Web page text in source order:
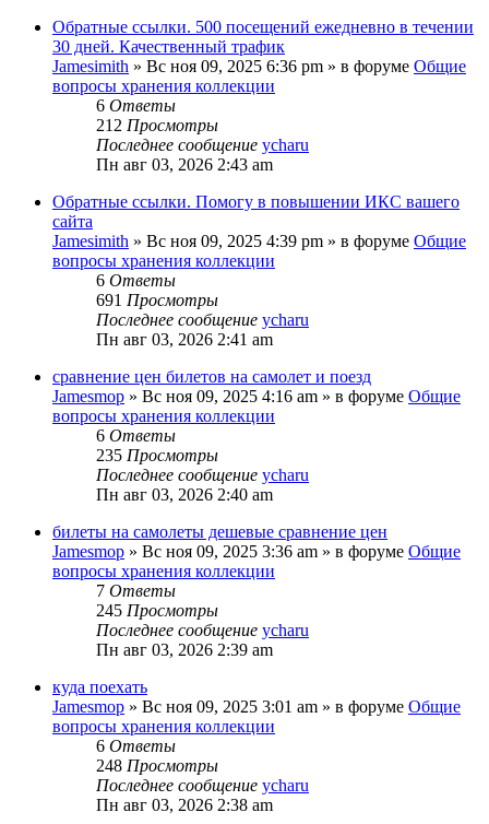
Обратные ссылки. 500 посещений ежедневно в течении
30 дней. Качественный трафик
Jamesimith » Вс ноя 09, 2025 6:36 pm » в форуме Общие
вопросы хранения коллекции
6 Ответы
212 Просмотры
Последнее сообщение ycharu
Пн авг 03, 2026 2:43 am
Обратные ссылки. Помогу в повышении ИКС вашего
сайта
Jamesimith » Вс ноя 09, 2025 4:39 pm » в форуме Общие
вопросы хранения коллекции
6 Ответы
691 Просмотры
Последнее сообщение ycharu
Пн авг 03, 2026 2:41 am
сравнение цен билетов на самолет и поезд
Jamesmop » Вс ноя 09, 2025 4:16 am » в форуме Общие
вопросы хранения коллекции
6 Ответы
235 Просмотры
Последнее сообщение ycharu
Пн авг 03, 2026 2:40 am
билеты на самолеты дешевые сравнение цен
Jamesmop » Вс ноя 09, 2025 3:36 am » в форуме Общие
вопросы хранения коллекции
7 Ответы
245 Просмотры
Последнее сообщение ycharu
Пн авг 03, 2026 2:39 am
куда поехать
Jamesmop » Вс ноя 09, 2025 3:01 am » в форуме Общие
вопросы хранения коллекции
6 Ответы
248 Просмотры
Последнее сообщение ycharu
Пн авг 03, 2026 2:38 am